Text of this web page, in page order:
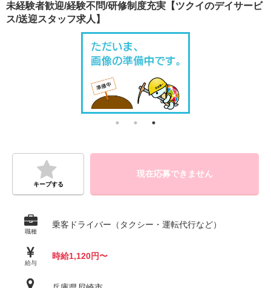
未経験者歓迎/経験不問/研修制度充実【ツクイのデイサービ
ス/送迎スタッフ求人】
キープする
現在応募できません
職種
乗客ドライバー（タクシー・運転代行など）
給与
時給1,120円〜